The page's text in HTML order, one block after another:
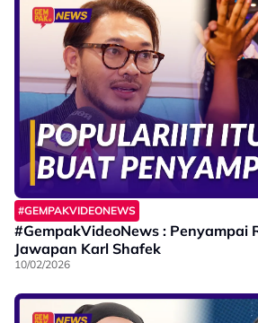
#GEMPAKVIDEONEWS
#GempakVideoNews : Penyampai
Jawapan Karl Shafek
10/02/2026